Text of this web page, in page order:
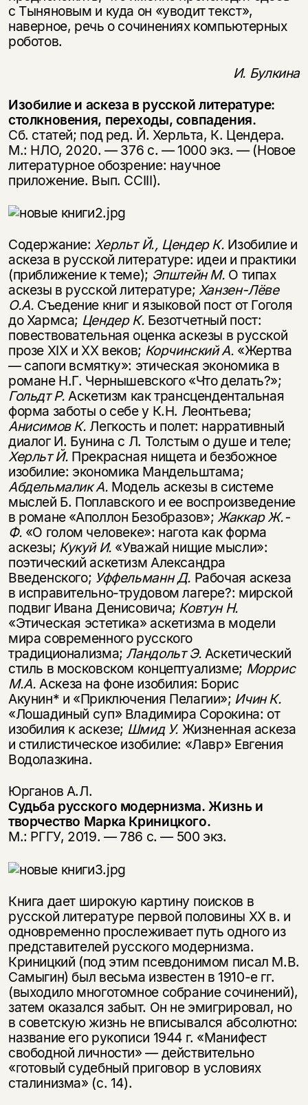
с Тыняновым и куда он «уводит текст»,
наверное, речь о сочинениях компьютерных
роботов.
И. Булкина
Изобилие и аскеза в русской литературе:
столкновения, переходы, совпадения.
Сб. статей; под ред. Й. Херльта, К. Цендера.
М.: НЛО, 2020. — 376 с. — 1000 экз. — (Новое
литературное обозрение: научное
приложение. Вып. CCIII).
Содержание:Херльт Й., Цендер К. Изобилие и
аскеза в русской литературе: идеи и практики
(приближение к теме); Эпштейн М. О типах
аскезы в русской литературе; Ханзен-Лёве
О.А. Съедение книг и языковой пост от Гоголя
до Хармса; Цендер К. Безотчетный пост:
повествовательная оценка аскезы в русской
прозе XIX и XX веков; Корчинский А. «Жертва
— сапоги всмятку»: этическая экономика в
романе Н.Г. Чернышевского «Что делать?»;
Гольдт Р. Аскетизм как трансцендентальная
форма заботы о себе у К.Н. Леонтьева;
Анисимов К. Легкость и полет: нарративный
диалог И. Бунина с Л. Толстым о душе и теле;
Херльт Й. Прекрасная нищета и безбожное
изобилие: экономика Мандельштама;
Абдельмалик А. Модель аскезы в системе
мыслей Б. Поплавского и ее воспроизведение
в романе «Аполлон Безобразов»;Жаккар Ж.-
Ф. «О голом человеке»: нагота как форма
аскезы; Кукуй И. «Уважай нищие мысли»:
поэтический аскетизм Александра
Введенского; Уффельманн Д. Рабочая аскеза
в исправительно-трудовом лагере?: мирской
подвиг Ивана Денисовича; Ковтун Н.
«Этическая эстетика» аскетизма в модели
мира современного русского
традиционализма; Ландольт Э. Аскетический
стиль в московском концептуализме; Моррис
М.А. Аскеза на фоне изобилия: Борис
Акунин* и «Приключения Пелагии»; Ичин К.
«Лошадиный суп» Владимира Сорокина: от
изобилия к аскезе; Шмид У. Жизненная аскеза
и стилистическое изобилие: «Лавр» Евгения
Водолазкина.
Юрганов А.Л.
Судьба русского модернизма. Жизнь и
творчество Марка Криницкого.
М.: РГГУ, 2019. — 786 с. — 500 экз.
Книга дает широкую картину поисков в
русской литературе первой половины ХХ в. и
одновременно прослеживает путь одного из
представителей русского модернизма.
Криницкий (под этим псевдонимом писал М.В.
Самыгин) был весьма известен в 1910-е гг.
(выходило многотомное собрание сочинений),
затем оказался забыт. Он не эмигрировал, но
в советскую жизнь не вписывался абсолютно:
название его рукописи 1944 г. «Манифест
свободной личности» — действительно
«готовый судебный приговор в условиях
сталинизма» (с. 14).